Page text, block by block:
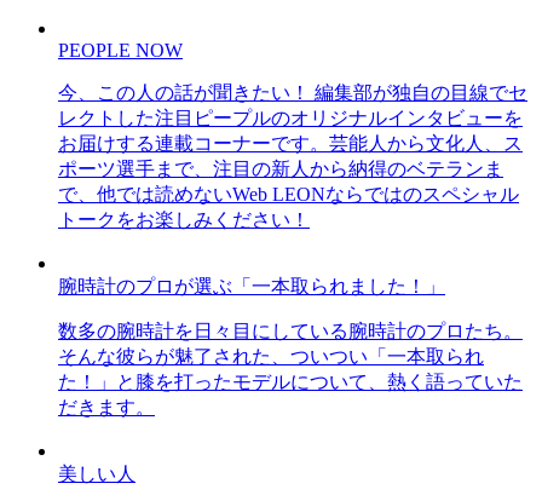
PEOPLE NOW
今、この人の話が聞きたい！ 編集部が独自の目線でセ
レクトした注目ピープルのオリジナルインタビューを
お届けする連載コーナーです。芸能人から文化人、ス
ポーツ選手まで、注目の新人から納得のベテランま
で、他では読めないWeb LEONならではのスペシャル
トークをお楽しみください！
腕時計のプロが選ぶ「一本取られました！」
数多の腕時計を日々目にしている腕時計のプロたち。
そんな彼らが魅了された、ついつい「一本取られ
た！」と膝を打ったモデルについて、熱く語っていた
だきます。
美しい人